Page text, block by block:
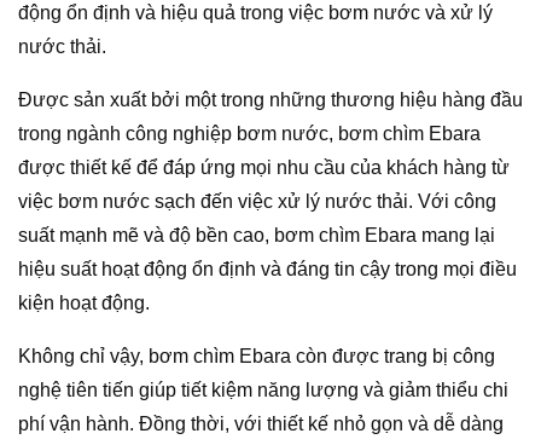
động ổn định và hiệu quả trong việc bơm nước và xử lý
nước thải.
Được sản xuất bởi một trong những thương hiệu hàng đầu
trong ngành công nghiệp bơm nước, bơm chìm Ebara
được thiết kế để đáp ứng mọi nhu cầu của khách hàng từ
việc bơm nước sạch đến việc xử lý nước thải. Với công
suất mạnh mẽ và độ bền cao, bơm chìm Ebara mang lại
hiệu suất hoạt động ổn định và đáng tin cậy trong mọi điều
kiện hoạt động.
Không chỉ vậy, bơm chìm Ebara còn được trang bị công
nghệ tiên tiến giúp tiết kiệm năng lượng và giảm thiểu chi
phí vận hành. Đồng thời, với thiết kế nhỏ gọn và dễ dàng